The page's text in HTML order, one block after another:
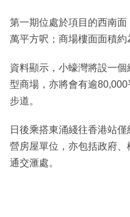
第一期位處於項目的西南
萬平方呎；商場樓面面積約
資料顯示，小蠔灣將設一
型商場，亦將會有逾
步道。
日後乘搭東涌綫往香港站
營房屋單位，亦包括政府
通交滙處。